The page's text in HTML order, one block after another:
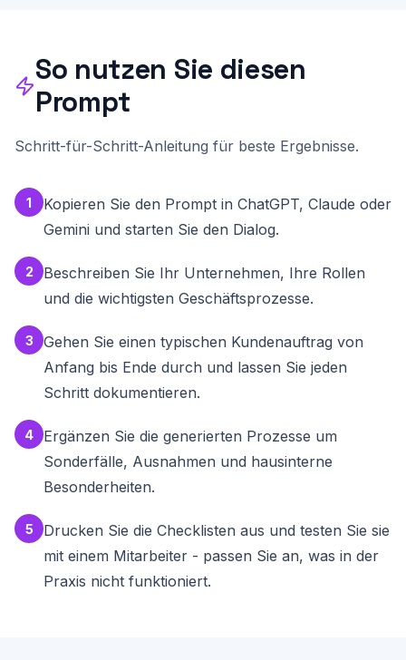
[ ] Schritt 3: [Kurzbeschreibung]
...
[ ] Dokumentation abgelegt
Was passiert, wenn der Geschäftsführer / eine
(Empfehlung: Passwort-Manager mit
Notfallzugang)
- Wer kann Rechnungen freigeben und Zahlungen
Ansprechpartner?
- Wo liegen wichtige Vertraege und Dokumente?
MITARBEITER**
Erstelle einen strukturierten
Einarbeitungsplan:
- Woche 1: Kernprozesse kennenlernen, erste
Aufgaben unter Anleitung
- Woche 2-4: Selbststaendiges Arbeiten mit
- Nach 3 Monaten: Eigenverantwortliche
**TEIL 6: AKTUALISIERUNG UND PFLEGE**
- Empfohlener Review-Rhythmus (z.B.
quartalsweise)
So nutzen Sie diesen
Prompt
Schritt-für-Schritt-Anleitung für beste Ergebnisse.
1
Kopieren Sie den Prompt in ChatGPT, Claude oder
Gemini und starten Sie den Dialog.
2
Beschreiben Sie Ihr Unternehmen, Ihre Rollen
und die wichtigsten Geschäftsprozesse.
3
Gehen Sie einen typischen Kundenauftrag von
Anfang bis Ende durch und lassen Sie jeden
Schritt dokumentieren.
4
Ergänzen Sie die generierten Prozesse um
Sonderfälle, Ausnahmen und hausinterne
Besonderheiten.
5
Drucken Sie die Checklisten aus und testen Sie sie
mit einem Mitarbeiter - passen Sie an, was in der
Praxis nicht funktioniert.